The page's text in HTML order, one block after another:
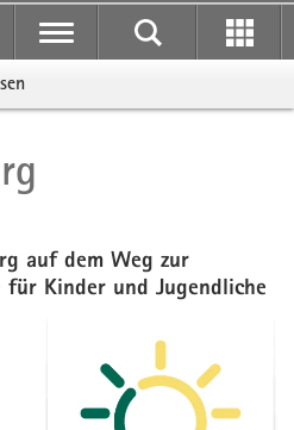
auf dem Weg zur
für Kinder und Jugendliche